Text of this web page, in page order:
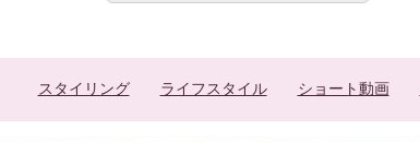
スタイリング ライフスタイル ショート動画